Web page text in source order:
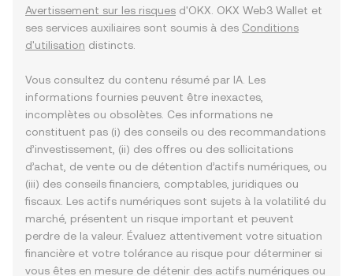
Avertissement sur les risques d'OKX. OKX Web3 Wallet et
ses services auxiliaires sont soumis à des Conditions
d'utilisation distincts.
Vous consultez du contenu résumé par IA. Les
informations fournies peuvent être inexactes,
incomplètes ou obsolètes. Ces informations ne
constituent pas (i) des conseils ou des recommandations
d’investissement, (ii) des offres ou des sollicitations
d’achat, de vente ou de détention d’actifs numériques, ou
(iii) des conseils financiers, comptables, juridiques ou
fiscaux. Les actifs numériques sont sujets à la volatilité du
marché, présentent un risque important et peuvent
perdre de la valeur. Évaluez attentivement votre situation
financière et votre tolérance au risque pour déterminer si
vous êtes en mesure de détenir des actifs numériques ou